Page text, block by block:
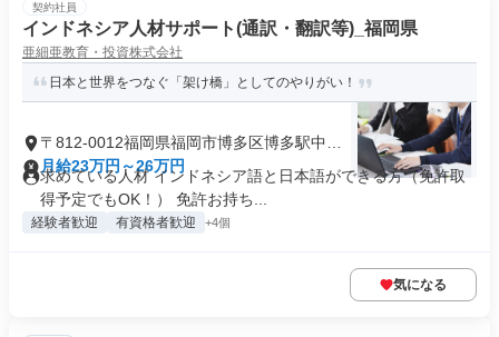
契約社員
インドネシア人材サポート(通訳・翻訳等)_福岡県
亜細亜教育・投資株式会社
日本と世界をつなぐ「架け橋」としてのやりがい！
〒812-0012福岡県福岡市博多区博多駅中央
街
月給23万円～26万円
求めている人材 インドネシア語と日本語ができる方（免許取
得予定でもOK！） 免許お持ち...
経験者歓迎 有資格者歓迎 +4個
気になる